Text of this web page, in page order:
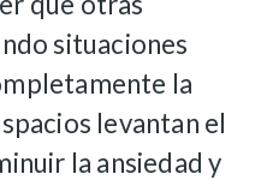
situaciones
la
levantan el
la ansiedad y